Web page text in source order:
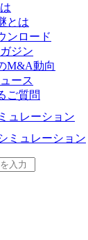
とは
ンロード
ジン
M&A動向
ース
ご質問